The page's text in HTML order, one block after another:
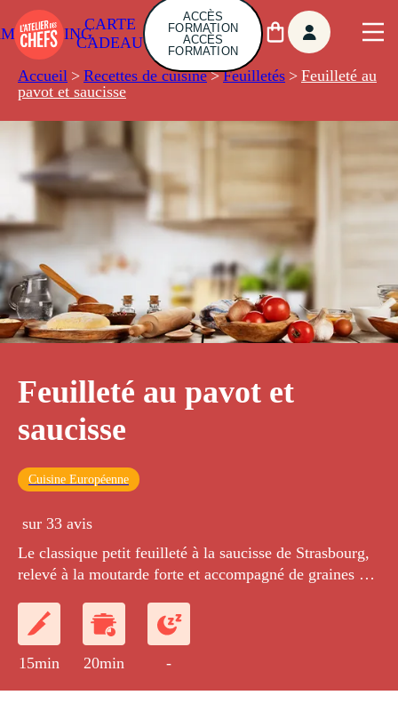
CARTE
CADEAU
ACCÈS
FORMATION
ACCÈS
FORMATION
Accueil > Recettes de cuisine > Feuilletés > Feuilleté au
pavot et saucisse
Feuilleté au pavot et
saucisse
Cuisine Européenne
sur 33 avis
Le classique petit feuilleté à la saucisse de Strasbourg,
relevé à la moutarde forte et accompagné de graines de
15min 20min -